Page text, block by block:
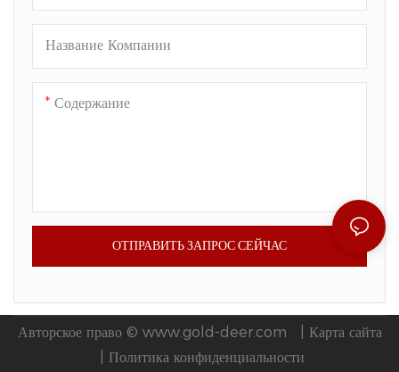
Название Компании
Содержание
ОТПРАВИТЬ ЗАПРОС СЕЙЧАС
Авторское право © www.gold-deer.com
Карта сайта
Политика конфиденциальности